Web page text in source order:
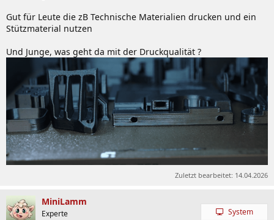
Gut für Leute die zB Technische Materialien drucken und ein
Stützmaterial nutzen
Und Junge, was geht da mit der Druckqualität ?
Zuletzt bearbeitet: 14.04.2026
MiniLamm
Experte System